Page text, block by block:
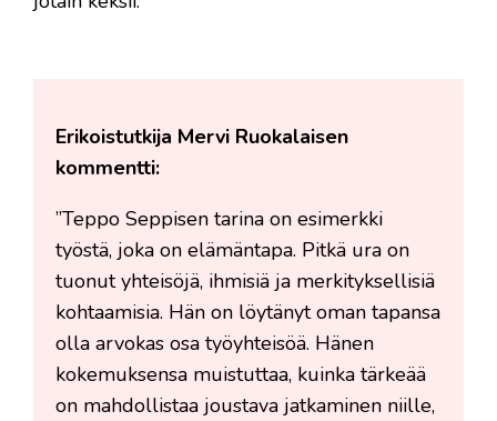
Erikoistutkija Mervi Ruokalaisen
kommentti:
”Teppo Seppisen tarina on esimerkki
työstä, joka on elämäntapa. Pitkä ura on
tuonut yhteisöjä, ihmisiä ja merkityksellisiä
kohtaamisia. Hän on löytänyt oman tapansa
olla arvokas osa työyhteisöä. Hänen
kokemuksensa muistuttaa, kuinka tärkeää
on mahdollistaa joustava jatkaminen niille,